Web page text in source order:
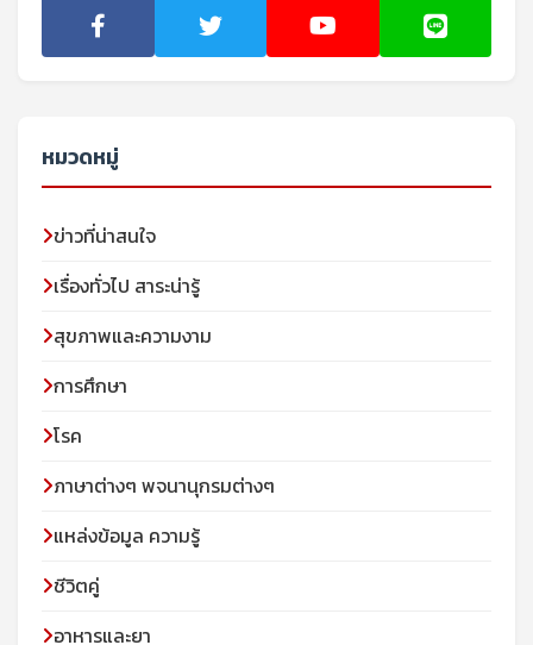
หมวดหมู่
ข่าวที่น่าสนใจ
เรื่องทั่วไป สาระน่ารู้
สุขภาพและความงาม
การศึกษา
โรค
ภาษาต่างๆ พจนานุกรมต่างๆ
แหล่งข้อมูล ความรู้
ชีวิตคู่
อาหารและยา